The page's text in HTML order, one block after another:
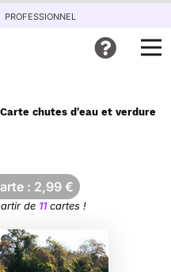
professionnel
Carte chutes d'eau et verdure
: 2,99 €
de 11cartes !